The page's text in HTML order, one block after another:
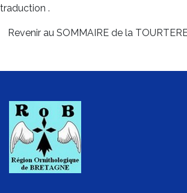
traduction .
Revenir au SOMMAIRE de la